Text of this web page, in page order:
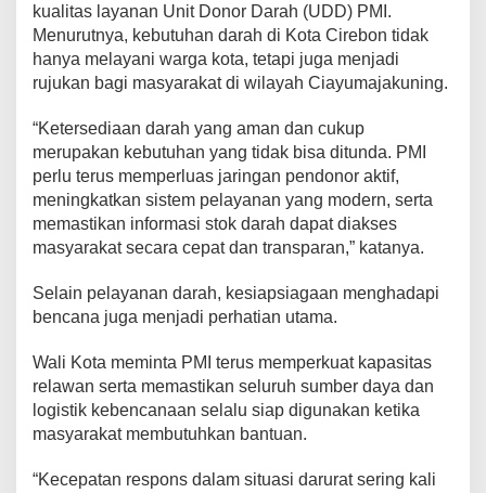
kualitas layanan Unit Donor Darah (UDD) PMI.
Menurutnya, kebutuhan darah di Kota Cirebon tidak
hanya melayani warga kota, tetapi juga menjadi
rujukan bagi masyarakat di wilayah Ciayumajakuning.
“Ketersediaan darah yang aman dan cukup
merupakan kebutuhan yang tidak bisa ditunda. PMI
perlu terus memperluas jaringan pendonor aktif,
meningkatkan sistem pelayanan yang modern, serta
memastikan informasi stok darah dapat diakses
masyarakat secara cepat dan transparan,” katanya.
Selain pelayanan darah, kesiapsiagaan menghadapi
bencana juga menjadi perhatian utama.
Wali Kota meminta PMI terus memperkuat kapasitas
relawan serta memastikan seluruh sumber daya dan
logistik kebencanaan selalu siap digunakan ketika
masyarakat membutuhkan bantuan.
“Kecepatan respons dalam situasi darurat sering kali